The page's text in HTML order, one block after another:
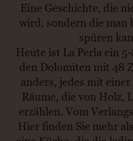
Eine Geschichte, die
wird, sondern die man
spüren
Heute ist La Perla ein
den Dolomiten mit 48
anders, jedes mit einer
Räume, die von Holz,
erzählen. Vom
Hier finden Sie mehr